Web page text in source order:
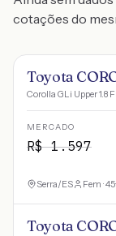
cotações do
Toyota
Corolla GLi Upper 1.8
MERCADO
R$1.597
Serra/ES Fem ·
Toyota